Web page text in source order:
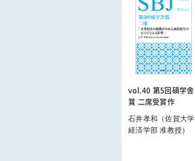
vol.40 第5回碩学舎
賞 二席受賞作
石井孝和（佐賀大学
経済学部 准教授）